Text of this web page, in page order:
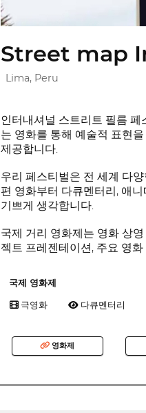
Street map
Lima, Peru
인터내셔널 스트리트 필름
는 영화를 통해 예술적 표현
제공합니다.
우리 페스티벌은 전 세계 다
편 영화부터 다큐멘터리, 애
기쁘게 생각합니다.
국제 거리 영화제는 영화 상
젝트 프레젠테이션, 주요 영
국제 영화제
극영화 다큐멘터리
영화제